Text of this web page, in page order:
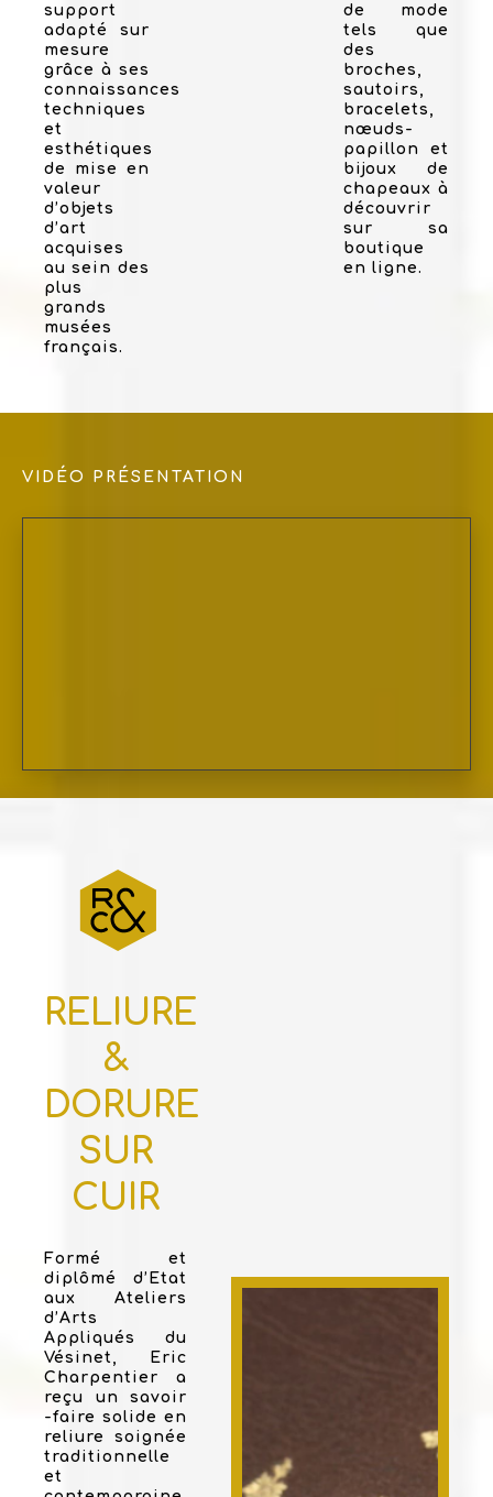
support
adapté sur
mesure
grâce à ses
connaissances
techniques
et
esthétiques
de mise en
valeur
d’objets
d’art
acquises
au sein des
plus
grands
musées
français.
de mode
tels que
des
broches,
sautoirs,
bracelets,
nœuds-
papillon et
bijoux de
chapeaux à
découvrir
sur sa
boutique
en ligne.
VIDÉO PRÉSENTATION
RELIURE
&
DORURE
SUR
CUIR
Formé et
diplômé d’Etat
aux Ateliers
d’Arts
Appliqués du
Vésinet, Eric
Charpentier a
reçu un savoir
-faire solide en
reliure soignée
traditionnelle
et